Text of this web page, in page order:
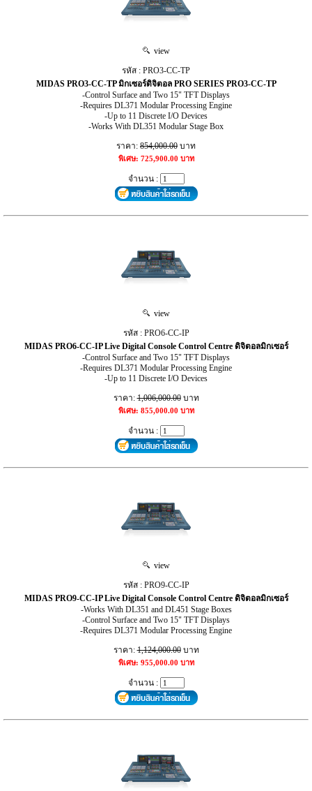
view
รหัส : PRO3-CC-TP
MIDAS PRO3-CC-TP มิกเซอร์ดิจิตอล PRO SERIES PRO3-CC-TP
-Control Surface and Two 15" TFT Displays
-Requires DL371 Modular Processing Engine
-Up to 11 Discrete I/O Devices
-Works With DL351 Modular Stage Box
ราคา: 854,000.00 บาท
พิเศษ: 725,900.00 บาท
จำนวน :
view
รหัส : PRO6-CC-IP
MIDAS PRO6-CC-IP Live Digital Console Control Centre ดิจิตอลมิกเซอร์
-Control Surface and Two 15" TFT Displays
-Requires DL371 Modular Processing Engine
-Up to 11 Discrete I/O Devices
ราคา:1,006,000.00บาท
พิเศษ: 855,000.00 บาท
จำนวน :
view
รหัส : PRO9-CC-IP
MIDAS PRO9-CC-IP Live Digital Console Control Centre ดิจิตอลมิกเซอร์
-Works With DL351 and DL451 Stage Boxes
-Control Surface and Two 15" TFT Displays
-Requires DL371 Modular Processing Engine
ราคา:1,124,000.00บาท
พิเศษ: 955,000.00 บาท
จำนวน :